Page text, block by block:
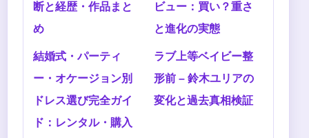
断と経歴・作品まと
め
ビュー：買い？重さ
と進化の実態
結婚式・パーティ
ー・オケージョン別
ドレス選び完全ガイ
ド：レンタル・購入
ラブ上等ベイビー整
形前 – 鈴木ユリアの
変化と過去真相検証